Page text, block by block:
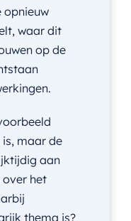
opnieuw
waar dit
op de
maar de
aan
over het
thema is?